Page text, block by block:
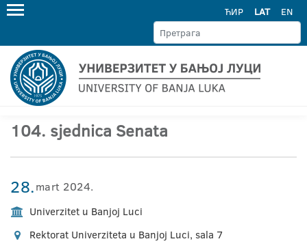
ЋИР LAT EN
104. sjednica Senata
28.mart 2024.
Univerzitet u Banjoj Luci
Rektorat Univerziteta u Banjoj Luci, sala 7